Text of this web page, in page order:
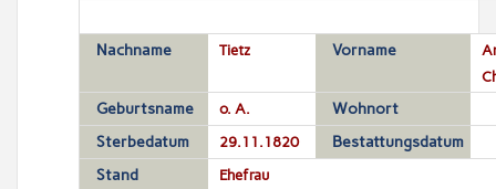
Nachname Tietz Vorname
Geburtsname o. A.
Wohnort
Sterbedatum
29.11.1820
Bestattungsdatum
Stand
Ehefrau